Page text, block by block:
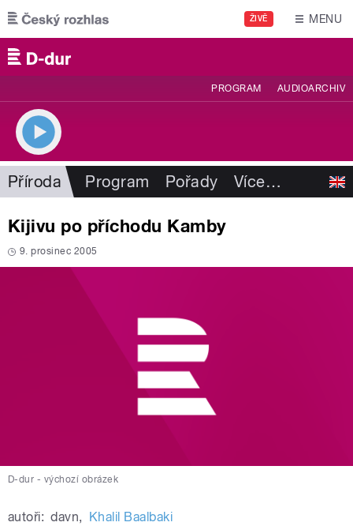
Přejít k hlavnímu obsahu
ŽIVĚ MENU
PROGRAM AUDIOARCHIV
Příroda Program Pořady Více…
Kijivu po příchodu Kamby
9. prosinec 2005
D-dur - výchozí obrázek
autoři: davn, Khalil Baalbaki